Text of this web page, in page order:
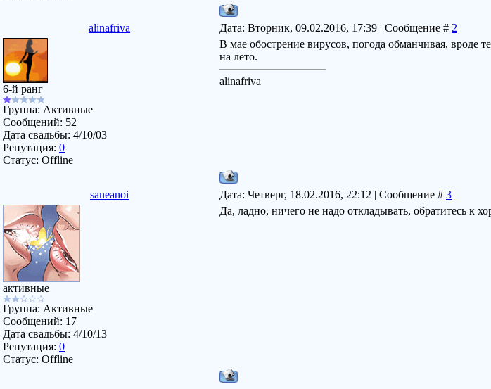
alinafriva Дата: Вторник, 09.02.2016, 17:39 | Сообщение # 2
6-й ранг
Группа: Активные
Сообщений: 52
Дата свадьбы: 4/10/03
Репутация: 0
Статус: Offline
В мае обострение вирусов, погода обманчивая, вроде
на лето.
alinafriva
saneanoi Дата: Четверг, 18.02.2016, 22:12 | Сообщение # 3
активные
Группа: Активные
Сообщений: 17
Дата свадьбы: 4/10/13
Репутация: 0
Статус: Offline
Да, ладно, ничего не надо откладывать, обратитесь к